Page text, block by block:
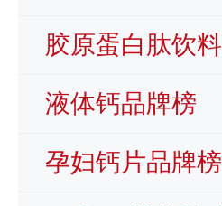
液体钙品牌榜
孕妇钙片品牌榜